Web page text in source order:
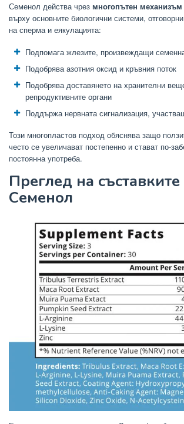
Семенол действа чрез многопътен механизъм
върху основните биологични системи,
на сперма и еякулацията:
Подпомага жлезите, произвеждащи
Подобрява азотния оксид и кръвния поток
Подобрява доставянето на хранителни
репродуктивните органи
Поддържа нервната сигнализация,
Този многопластов подход обяснява защо
често се увеличават постепенно и стават по-
постоянна употреба.
Преглед на съставките
Семенол